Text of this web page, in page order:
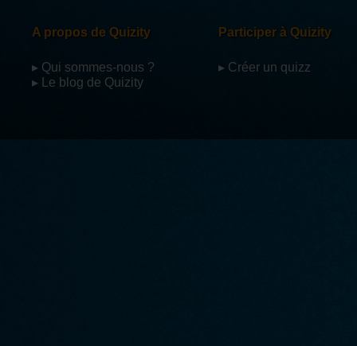
A propos de Quizity
▸ Qui sommes-nous ?
▸ Le blog de Quizity
Participer à Quizity
▸ Créer un quizz